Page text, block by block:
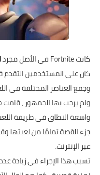
كانت Fortnite في الأصل مجرد
كان على المستخدمين التقدم
وجمع العناصر المختلفة في
واسعة النطاق في طريقة
عبر الإنترنت.
تسبب هذا الإجراء في زيادة